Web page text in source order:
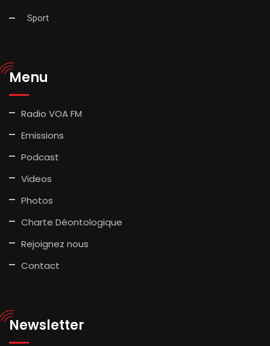
Sport
Menu
Radio VOA FM
Emissions
Podcast
Videos
Photos
Charte Déontologique
Rejoignez nous
Contact
Newsletter